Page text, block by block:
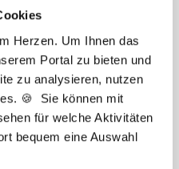
Herzen. Um Ihnen das
Portal zu bieten und
zu analysieren, nutzen
🍪 Sie können mit
für welche Aktivitäten
bequem eine Auswahl
Ihrer Suche nach einer
(m|w|d), PKA oder PTA.
Stellenanzeigen oder
kostenlose
haben? Dann